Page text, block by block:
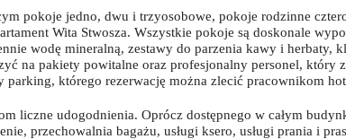
pokoje jedno, dwu i trzyosobowe, pokoje rodzinne
Wita Stwosza. Wszystkie pokoje są doskonale
wodę mineralną, zestawy do parzenia kawy i herbaty,
na pakiety powitalne oraz profesjonalny personel, który
parking, którego rezerwację można zlecić pracownikom
liczne udogodnienia. Oprócz dostępnego w całym
przechowalnia bagażu, usługi ksero, usługi prania i